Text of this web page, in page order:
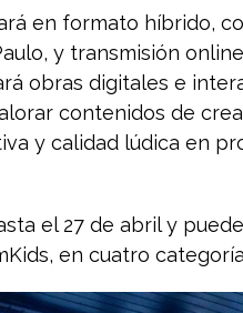
en formato híbrido,
y transmisión
obras digitales e
contenidos de
y calidad lúdica en
el 27 de abril y
en cuatro